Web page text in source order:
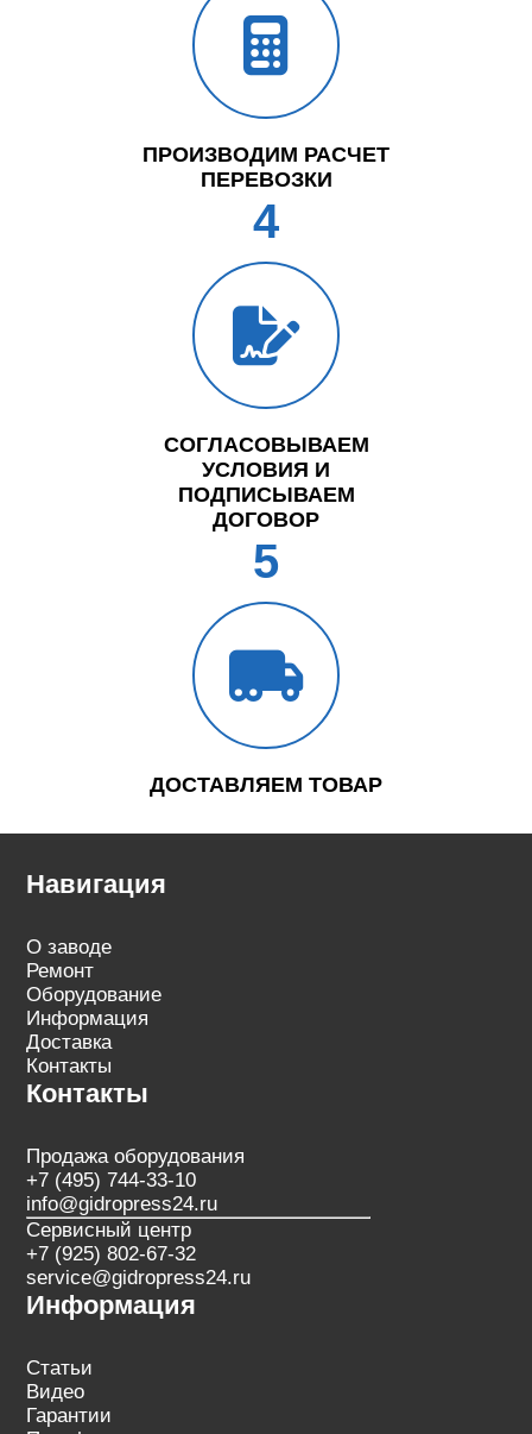
ПРОИЗВОДИМ РАСЧЕТ
ПЕРЕВОЗКИ
4
СОГЛАСОВЫВАЕМ
УСЛОВИЯ И
ПОДПИСЫВАЕМ
ДОГОВОР
5
ДОСТАВЛЯЕМ ТОВАР
Навигация
О заводе
Ремонт
Оборудование
Информация
Доставка
Контакты
Контакты
Продажа оборудования
+7 (495) 744-33-10
info@gidropress24.ru
Сервисный центр
+7 (925) 802-67-32
service@gidropress24.ru
Информация
Статьи
Видео
Гарантии